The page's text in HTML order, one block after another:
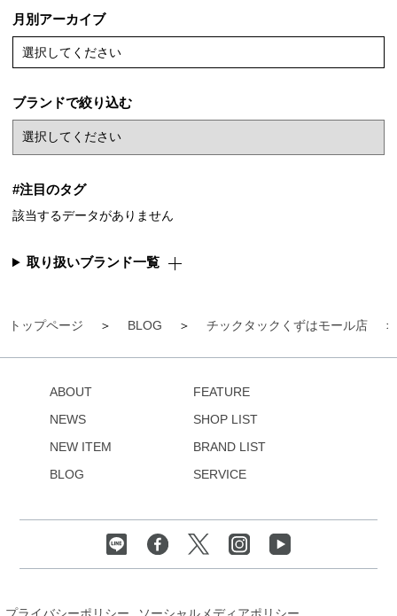
トップページ BLOG チックタックくずはモール店
月別アーカイブ
選択してください
ブランドで絞り込む
#注目のタグ
該当するデータがありません
取り扱いブランド一覧
ABOUT
NEWS
NEW ITEM
BLOG
FEATURE
SHOP LIST
BRAND LIST
SERVICE